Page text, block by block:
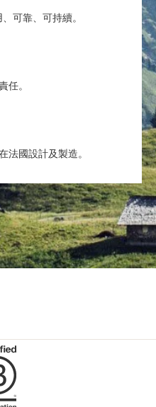
可靠、可持續。
任。
法國設計及製造。